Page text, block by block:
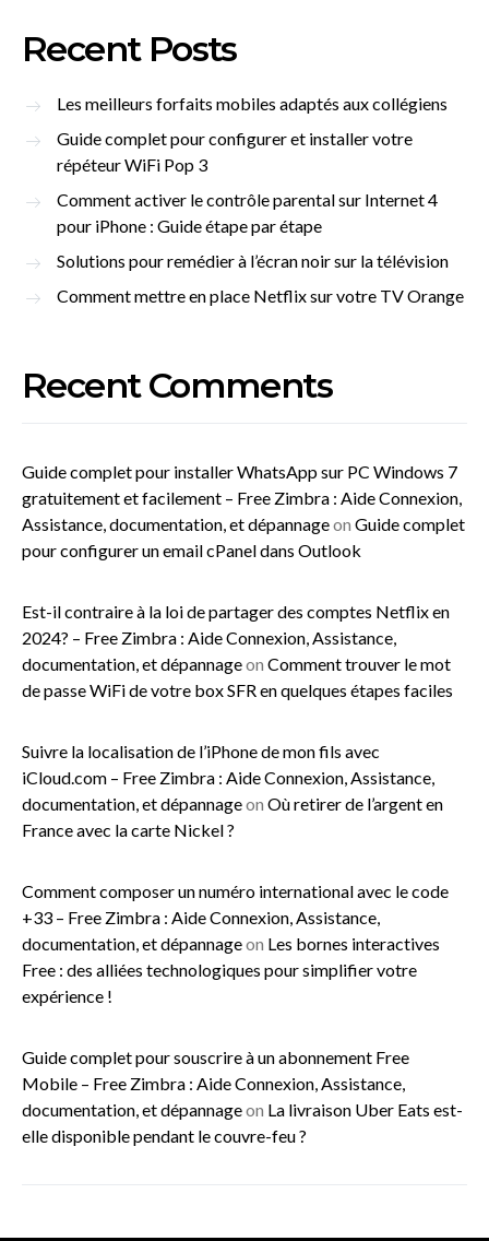
Recent Posts
Les meilleurs forfaits mobiles adaptés aux collégiens
Guide complet pour configurer et installer votre
répéteur WiFi Pop 3
Comment activer le contrôle parental sur Internet 4
pour iPhone : Guide étape par étape
Solutions pour remédier à l’écran noir sur la télévision
Comment mettre en place Netflix sur votre TV Orange
Recent Comments
Guide complet pour installer WhatsApp sur PC Windows 7
gratuitement et facilement – Free Zimbra : Aide Connexion,
Assistance, documentation, et dépannageon Guide complet
pour configurer un email cPanel dans Outlook
Est-il contraire à la loi de partager des comptes Netflix en
2024? – Free Zimbra : Aide Connexion, Assistance,
documentation, et dépannageon Comment trouver le mot
de passe WiFi de votre box SFR en quelques étapes faciles
Suivre la localisation de l’iPhone de mon fils avec
iCloud.com – Free Zimbra : Aide Connexion, Assistance,
documentation, et dépannageon Où retirer de l’argent en
France avec la carte Nickel ?
Comment composer un numéro international avec le code
+33 – Free Zimbra : Aide Connexion, Assistance,
documentation, et dépannageon Les bornes interactives
Free : des alliées technologiques pour simplifier votre
expérience !
Guide complet pour souscrire à un abonnement Free
Mobile – Free Zimbra : Aide Connexion, Assistance,
documentation, et dépannageon La livraison Uber Eats est-
elle disponible pendant le couvre-feu ?